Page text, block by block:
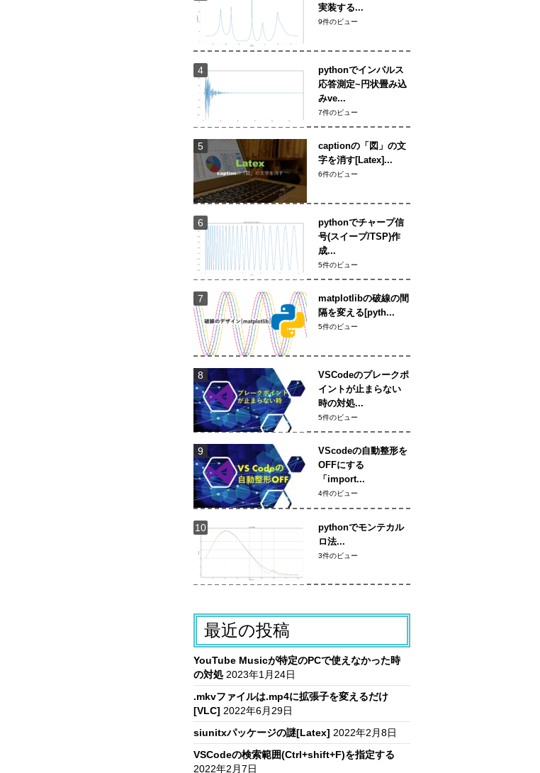
実装する...
9件のビュー
pythonでインパルス
応答測定~円状畳み込
みve...
7件のビュー
captionの「図」の文
字を消す[Latex]...
6件のビュー
pythonでチャープ信
号(スイープ/TSP)作
成...
5件のビュー
matplotlibの破線の間
隔を変える[pyth...
5件のビュー
VSCodeのプレークポ
イントが止まらない
時の対処...
5件のビュー
VScodeの自動整形を
OFFにする
「import...
4件のビュー
pythonでモンテカル
ロ法...
3件のビュー
最近の投稿
YouTube Musicが特定のPCで使えなかった時
の対処 2023年1月24日
.mkvファイルは.mp4に拡張子を変えるだけ
[VLC] 2022年6月29日
siunitxパッケージの謎[Latex] 2022年2月8日
VSCodeの検索範囲(Ctrl+shift+F)を指定する
2022年2月7日